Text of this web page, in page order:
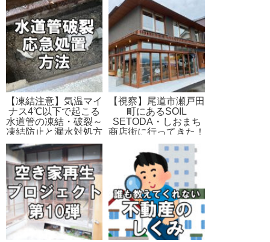
【凍結注意】気温マイ
ナス4℃以下で起こる
水道管の凍結・破裂～
凍結防止と漏水対処方
法
【視察】尾道市瀬戸田
町にあるSOIL
SETODA・しおまち
商店街に行ってきた！